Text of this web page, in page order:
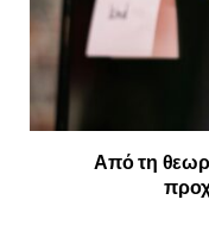
Από τη